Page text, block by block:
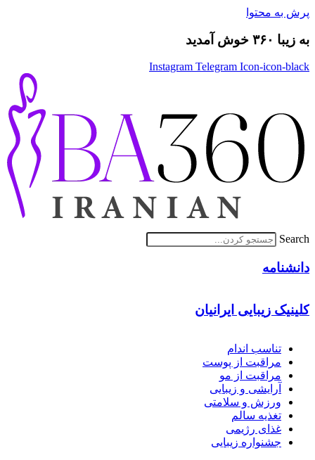
پرش به محتوا
به زیبا ۳۶۰ خوش آمدید
Instagram Telegram Icon-icon-black
Search
دانشنامه
کلینیک زیبایی ایرانیان
تناسب اندام
مراقبت از پوست
مراقبت از مو
آرایشی و زیبایی
ورزش و سلامتی
تغذیه سالم
غذای رژیمی
جشنواره زیبایی